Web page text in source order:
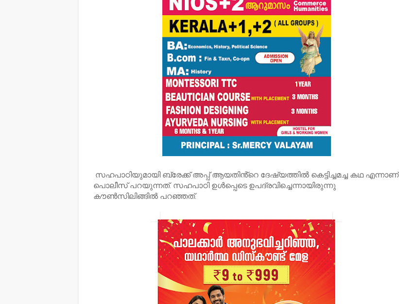
സഹപാഠിയുമായി ബ്രേക്ക് അപ്പ് ആയതിൻ്റെ ദേഷ്യത്തിൽ കെട്ടിച്ചമച്ച കഥ എന്നാണ്
പൊലീസ് പറയുന്നത്. സഹപാഠി ഉൾപ്പെടെ ഉപദ്രവിച്ചെന്നായിരുന്നു
കൗൺസിലിങ്ങിൽ പറഞ്ഞത്.